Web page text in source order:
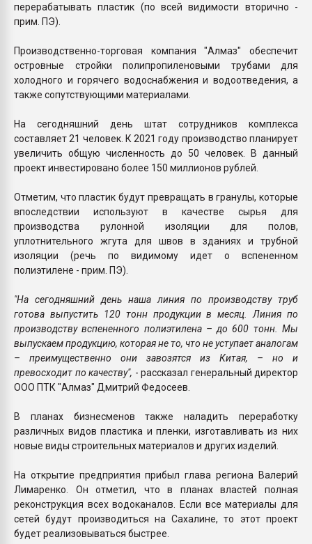
перерабатывать пластик (по всей видимости вторично -
прим. ПЭ).
Производственно-торговая компания "Алмаз" обеспечит
островные стройки полипропиленовыми трубами для
холодного и горячего водоснабжения и водоотведения, а
также сопутствующими материалами.
На сегодняшний день штат сотрудников комплекса
составляет 21 человек. К 2021 году производство планирует
увеличить общую численность до 50 человек. В данный
проект инвестировано более 150 миллионов рублей.
Отметим, что пластик будут превращать в гранулы, которые
впоследствии используют в качестве сырья для
производства рулонной изоляции для полов,
уплотнительного жгута для швов в зданиях и трубной
изоляции (речь по видимому идет о вспененном
полиэтилене - прим. ПЭ).
"На сегодняшний день наша линия по производству труб
готова выпустить 120 тонн продукции в месяц. Линия по
производству вспененного полиэтилена – до 600 тонн. Мы
выпускаем продукцию, которая не то, что не уступает аналогам
– преимущественно они завозятся из Китая, – но и
превосходит по качеству", - рассказал генеральный директор
ООО ПТК "Алмаз" Дмитрий Федосеев.
В планах бизнесменов также наладить переработку
различных видов пластика и пленки, изготавливать из них
новые виды строительных материалов и других изделий.
На открытие предприятия прибыл глава региона Валерий
Лимаренко. Он отметил, что в планах властей полная
реконструкция всех водоканалов. Если все материалы для
сетей будут производиться на Сахалине, то этот проект
будет реализовываться быстрее.